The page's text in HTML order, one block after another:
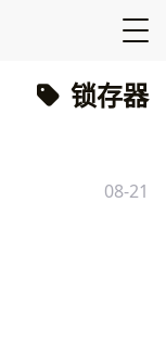
锁存器
08-21